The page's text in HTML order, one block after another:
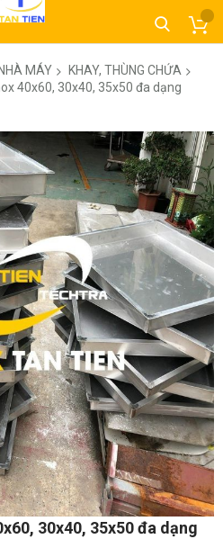
MÁY
KHAY, THÙNG CHỨA
40x60, 30x40, 35x50 đa dạng
30x40, 35x50 đa dạng